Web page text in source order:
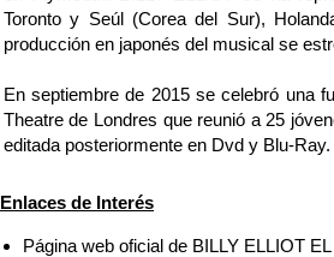
Toronto y Seúl (Corea del Sur),
producción en japonés del musical se
En septiembre de 2015 se celebró una
Theatre de Londres que reunió a 25
editada posteriormente en Dvd y Blu-Ray.
Enlaces de Interés
Página web oficial de BILLY ELLIOT